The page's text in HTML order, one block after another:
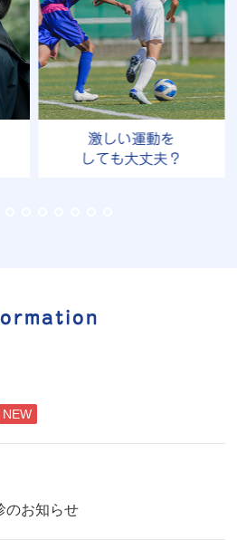
激しい運動を
しても大丈夫？
NEW
お知らせ